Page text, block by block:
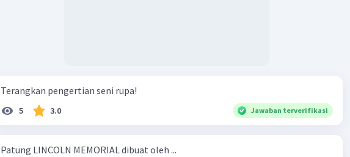
Terangkan pengertian seni rupa!
5 3.0 Jawaban terverifikasi
Patung LINCOLN MEMORIAL dibuat oleh ...